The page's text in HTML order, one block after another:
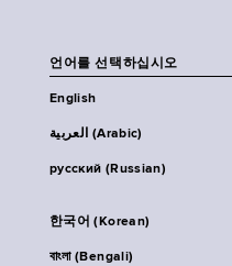
언어를 선택하십시오
English
العربية (Arabic)
русский (Russian)
한국어 (Korean)
বাংলা (Bengali)